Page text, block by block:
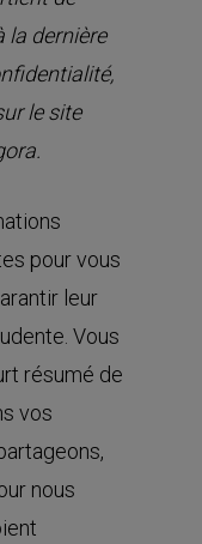
la dernière
le site
pour vous
leur
Vous
résumé de
vos
nous